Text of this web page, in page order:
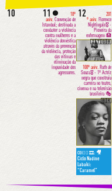
10 11 🌑
10º
aniv. Convenção de
Istambul; destinada a
combater a violência
contra mulheres e a
violência doméstica
através da prevenção
da violência, proteção
das vítimas e
eliminação da
impunidade dos
agressores.
12
201
º aniv. Florence
Nightingale🎖 -
Pioneira da
enfermagem 🏥
🇮🇹🇬🇧
100º aniv. Ruth de
Souza🎖 - 1ª Actriz
negra que construiu
carreira no teatro,
cinema e na televisão
brasileira 🎭
🇧🇷
COI🦹‍♀️ 🎞: 🎥
Ciclo Nadine
Labaki:
“Caramel”